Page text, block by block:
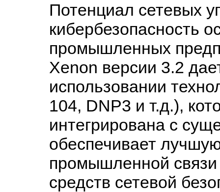
Потенциал сетевых
кибербезопасность
промышленных
Xenon версии 3.2
использовании
104, DNP3 и т.д.),
интегрирована с
обеспечивает
промышленной связи
средств сетевой